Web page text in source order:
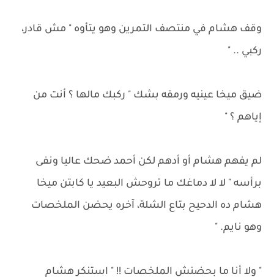
وقف هشام في منتصف التمرين وهو يتأوه " مش قادر،
ركبي .. "
ضيق ميخا عينيه ورمقه بشك " ركبك مالها ؟ أنت من
إياهم ؟ "
لم يفهم هشام أو أدهم لكن أحمد ضحك عاليا ونفى
برأسه " لا لا دماغك ما تروحش البعيد يا كابتن ميخا
هشام ده الدحيح بتاع الشلة، آخره يحضن الملخصات
وهو نايم. "
" ولا أنا ما بحضنش الملخصات !! " استنكر هشام